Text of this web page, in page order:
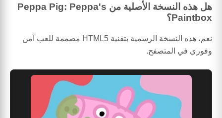
هل هذه النسخة الأصلية من Peppa Pig: Peppa's
Paintbox؟
نعم، هذه النسخة الرسمية بتقنية HTML5 مصممة للعب آمن
وفوري في المتصفح.